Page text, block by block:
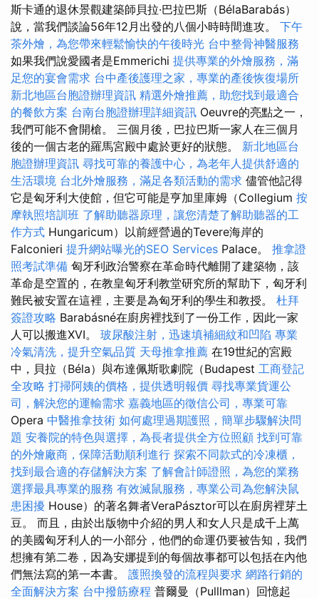
斯卡通的退休景觀建築師貝拉·巴拉巴斯（BélaBarabás）
說，當我們談論56年12月出發的八個小時時間進攻。 下午
茶外燴，為您帶來輕鬆愉快的午後時光 台中整骨神醫服務
如果我們說愛國者是Emmerichi 提供專業的外燴服務，滿
足您的宴會需求 台中產後護理之家，專業的產後恢復場所
新北地區台胞證辦理資訊 精選外燴推薦，助您找到最適合
的餐飲方案 台南台胞證辦理詳細資訊 Oeuvre的亮點之一，
我們可能不會開槍。 三個月後，巴拉巴斯一家人在三個月
後的一個古老的羅馬宮殿中處於更好的狀態。 新北地區台
胞證辦理資訊 尋找可靠的養護中心，為老年人提供舒適的
生活環境 台北外燴服務，滿足各類活動的需求 儘管他記得
它是匈牙利大使館，但它可能是亨加里庫姆（Collegium 按
摩執照培訓班 了解助聽器原理，讓您清楚了解助聽器的工
作方式 Hungaricum）以前經營過的Tevere海岸的
Falconieri 提升網站曝光的SEO Services Palace。 推拿證
照考試準備 匈牙利政治警察在革命時代離開了建築物，該
革命是空置的，在教皇匈牙利教堂研究所的幫助下，匈牙利
難民被安置在這裡，主要是為匈牙利的學生和教授。 杜拜
簽證攻略 Barabásné在廚房裡找到了一份工作，因此一家
人可以搬進XVI。 玻尿酸注射，迅速填補細紋和凹陷 專業
冷氣清洗，提升空氣品質 天母推拿推薦 在19世紀的宮殿
中，貝拉（Béla）與布達佩斯歌劇院（Budapest 工商登記
全攻略 打掃阿姨的價格，提供透明報價 尋找專業貨運公
司，解決您的運輸需求 嘉義地區的徵信公司，專業可靠
Opera 中醫推拿技術 如何處理過期護照，簡單步驟解決問
題 安養院的特色與選擇，為長者提供全方位照顧 找到可靠
的外燴廠商，保障活動順利進行 探索不同款式的冷凍櫃，
找到最合適的存儲解決方案 了解會計師證照，為您的業務
選擇最具專業的服務 有效滅鼠服務，專業公司為您解決鼠
患困擾 House）的著名舞者VeraPásztor可以在廚房裡芽土
豆。 而且，由於出版物中介紹的男人和女人只是成千上萬
的美國匈牙利人的一小部分，他們的命運仍要被告知，我們
想擁有第二卷，因為安娜提到的每個故事都可以包括在內他
們無法寫的第一本書。 護照換發的流程與要求 網路行銷的
全面解決方案 台中撥筋療程 普爾曼（Pulllman）回憶起